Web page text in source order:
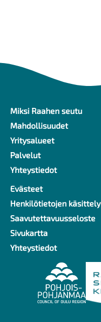
Ylävalikko
Miksi Raahen seutu
Mahdollisuudet
Yritysalueet
Palvelut
Yhteystiedot
Alavalikko
Evästeet
Henkilötietojen käsittely
Saavutettavuusseloste
Sivukartta
Yhteystiedot